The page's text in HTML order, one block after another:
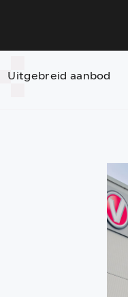
Uitgebreid aanbod